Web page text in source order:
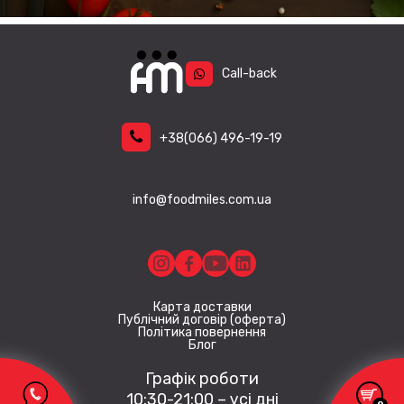
товару
Call-back
+38(066) 496-19-19
info@foodmiles.com.ua
Карта доставки
Публічний договір (оферта)
Політика повернення
Блог
Графік роботи
10:30-21:00 – усі дні